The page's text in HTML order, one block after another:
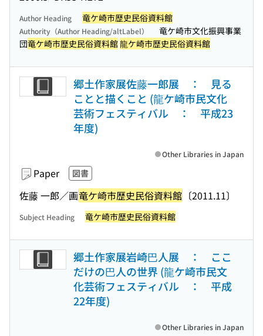
Author Heading 竜ケ崎市歴史民俗資料館
Authority（Author Heading/altLabel）
竜ケ崎市文化振興事業
団竜ケ崎市歴史民俗資料館龍ケ崎市歴史民俗資料館
郷土作家展佐藤一郎展 ： 見る
ことと描くこと (龍ケ崎市民文化
芸術フェスティバル ： 平成23
年度)
Paper 図書
佐藤 一郎／画竜ケ崎市歴史民俗資料館 〔2011.11〕
Other Libraries in Japan
Subject Heading 竜ケ崎市歴史民俗資料館
郷土作家展岩崎巴人展 ： ここ
だけの巴人の世界 (龍ケ崎市民文
化芸術フェスティバル ： 平成
22年度)
Other Libraries in Japan